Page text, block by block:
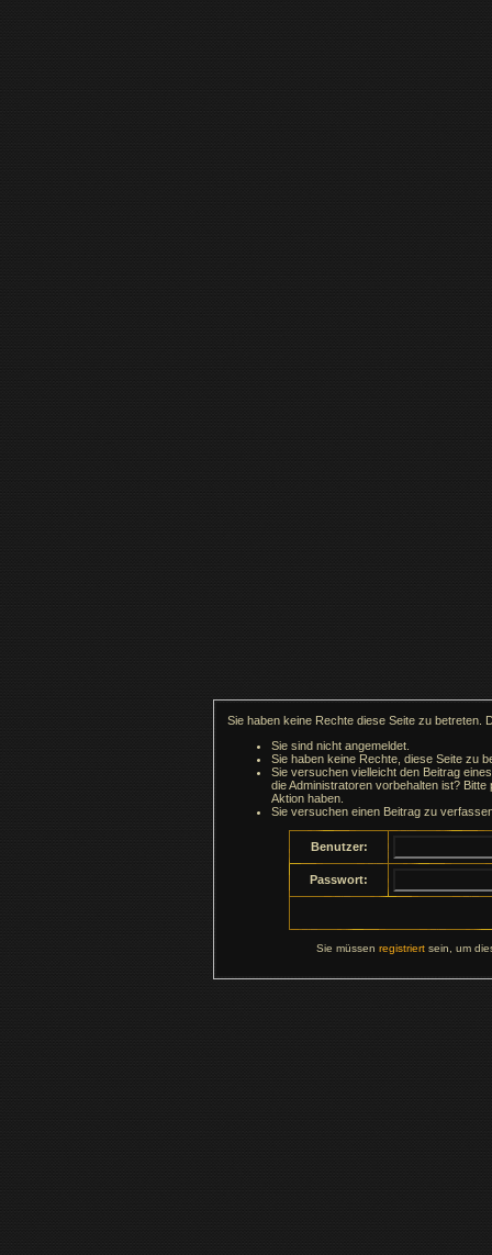
Sie haben keine Rechte diese Seite zu betreten.
Sie sind nicht angemeldet.
Sie haben keine Rechte, diese Seite zu
Sie versuchen vielleicht den Beitrag
die Administratoren vorbehalten ist?
Aktion haben.
Sie versuchen einen Beitrag zu
Benutzer:
Passwort:
Sie müssen registriertsein, um